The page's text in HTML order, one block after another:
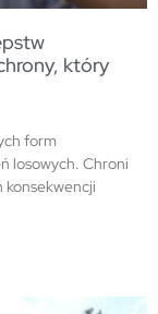
który
form
losowych. Chroni
konsekwencji